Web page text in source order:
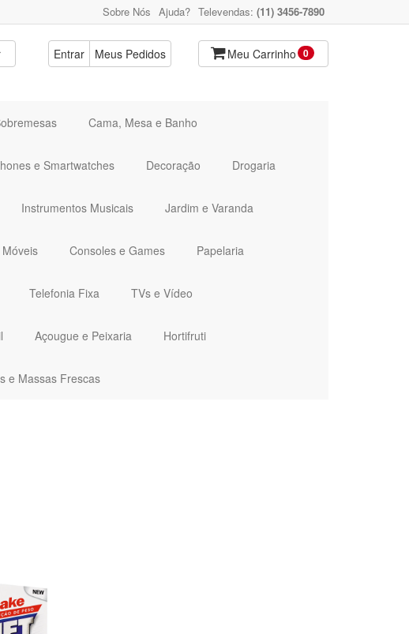
Sobre Nós Ajuda? Televendas: (11) 3456-7890
Entrar Meus Pedidos Meu Carrinho 0
Cama, Mesa e Banho
e Smartwatches Decoração Drogaria
Instrumentos Musicais Jardim e Varanda
Móveis Consoles e Games Papelaria
Telefonia Fixa TVs e Vídeo
Açougue e Peixaria Hortifruti
e Massas Frescas